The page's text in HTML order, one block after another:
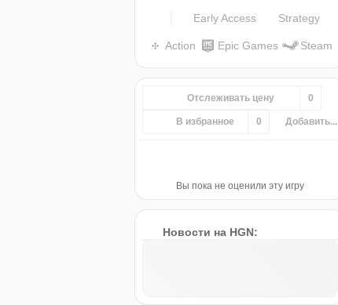
Early Access Strategy
Action Epic Games Steam
Отслеживать цену 0
В избранное 0 Добавить...
Вы пока не оценили эту игру
Новости на HGN: